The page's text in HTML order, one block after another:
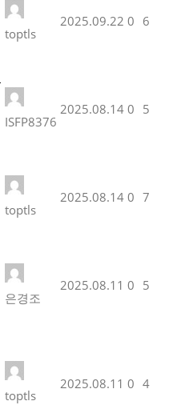
toptls
2025.09.22 0 6
ISFP8376
2025.08.14 0 5
toptls
2025.08.14 0 7
은경조
2025.08.11 0 5
toptls
2025.08.11 0 4